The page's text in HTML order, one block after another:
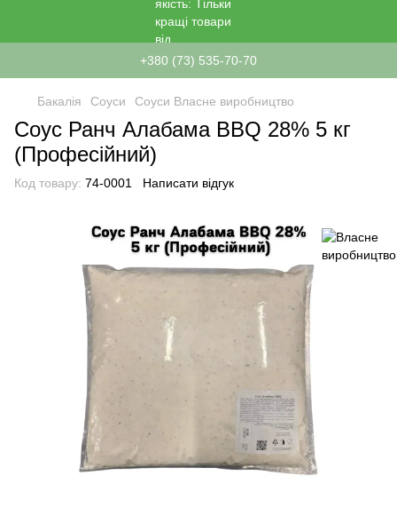
+380 (73) 535-70-70
Бакалія Соуси Соуси Власне виробництво
Соус Ранч Алабама BBQ 28% 5 кг
(Професійний)
Код товару: 74-0001 Написати відгук